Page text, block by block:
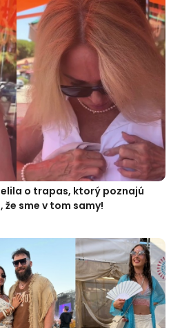
o trapas, ktorý poznajú
že sme v tom samy!